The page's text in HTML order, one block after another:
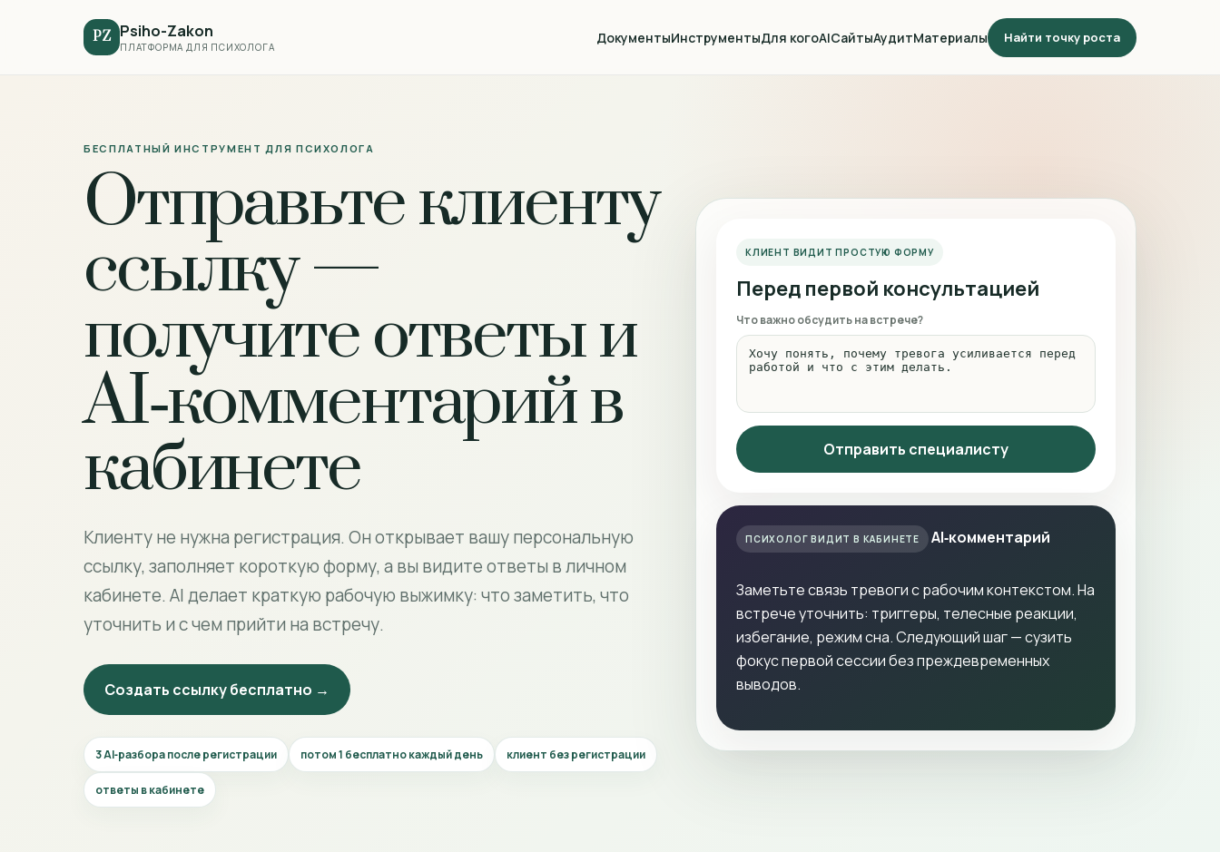
PZ Psiho-Zakon
ПЛАТФОРМА ДЛЯ ПСИХОЛОГА
ДокументыИнструментыДля когоAIСайтыАудитМатериалы Найти точку роста
БЕСПЛАТНЫЙ ИНСТРУМЕНТ ДЛЯ ПСИХОЛОГА
Отправьте клиенту
ссылку —
получите ответы и
AI‑комментарий в
кабинете
Клиенту не нужна регистрация. Он открывает вашу персональную
ссылку, заполняет короткую форму, а вы видите ответы в личном
кабинете. AI делает краткую рабочую выжимку: что заметить, что
уточнить и с чем прийти на встречу.
Создать ссылку бесплатно →
3 AI‑разбора после регистрации потом 1 бесплатно каждый день клиент без регистрации
ответы в кабинете
КЛИЕНТ ВИДИТ ПРОСТУЮ ФОРМУ
Перед первой консультацией
Что важно обсудить на встрече?
Отправить специалисту
ПСИХОЛОГ ВИДИТ В КАБИНЕТЕ AI‑комментарий
Заметьте связь тревоги с рабочим контекстом. На
встрече уточнить: триггеры, телесные реакции,
избегание, режим сна. Следующий шаг — сузить
фокус первой сессии без преждевременных
выводов.